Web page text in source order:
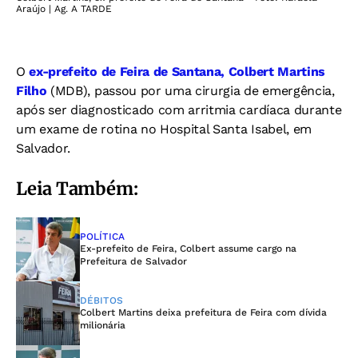
Araújo | Ag. A TARDE
Oex-prefeito de Feira de Santana, Colbert Martins
Filho (MDB), passou por uma cirurgia de emergência,
após ser diagnosticado com arritmia cardíaca durante
um exame de rotina no Hospital Santa Isabel, em
Salvador.
Leia Também:
POLÍTICA
Ex-prefeito de Feira, Colbert assume cargo na
Prefeitura de Salvador
DÉBITOS
Colbert Martins deixa prefeitura de Feira com dívida
milionária